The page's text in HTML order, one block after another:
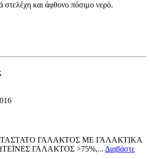
στελέχη και άφθονο πόσιμο νερό.
ΓΑΛΑΚΤΟΣ ΜΕ ΓΑΛΑΚΤΙΚΑ
ΓΑΛΑΚΤΟΣ >75%,... Διαβάστε